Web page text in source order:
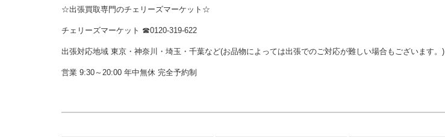
☆出張買取専門のチェリーズマーケット☆
チェリーズマーケット ☎︎0120-319-622
出張対応地域 東京・神奈川・埼玉・千葉など(お品物によっては出張でのご対応が難しい場合もございます。)
営業 9:30～20:00 年中無休 完全予約制